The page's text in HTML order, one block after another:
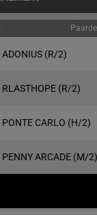
ADONIUS (R/2)
RLASTHOPE (R/2)
PONTE CARLO (H/2)
PENNY ARCADE (M/2)